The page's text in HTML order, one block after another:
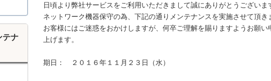
日頃より弊社サービスをご利用いただきまして誠にありがとうございま
ネットワーク機器保守の為、下記の通りメンテナンスを実施させて頂き
お客様にはご迷惑をおかけしますが、何卒ご理解を賜りますようお願い
上げます。
期日：　２０１６年１１月２３日（水）
テナ